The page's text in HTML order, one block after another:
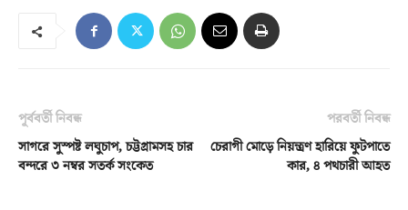
পূর্ববর্তী নিবন্ধ
সাগরে সুস্পষ্ট লঘুচাপ, চট্টগ্রামসহ চার
বন্দরে ৩ নম্বর সতর্ক সংকেত
পরবর্তী নিবন্ধ
চেরাগী মোড়ে নিয়ন্ত্রণ হারিয়ে ফুটপাতে
কার, ৪ পথচারী আহত